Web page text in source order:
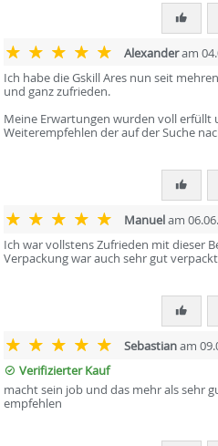
Alexanderam
Ich habe die Gskill Ares nun seit
und ganz zufrieden.
Meine Erwartungen wurden voll erfüllt
Weiterempfehlen der auf der Suche
Manuelam
Ich war vollstens Zufrieden mit dieser
Verpackung war auch sehr gut
Sebastianam
Verifizierter Kauf
macht sein job und das mehr als sehr
empfehlen